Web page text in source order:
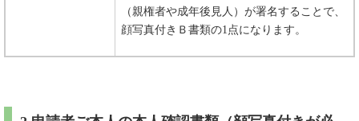
（親権者や成年後見人）が署名することで、
顔写真付きＢ書類の1点になります。